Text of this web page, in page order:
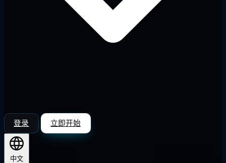
登录 立即开始
中文